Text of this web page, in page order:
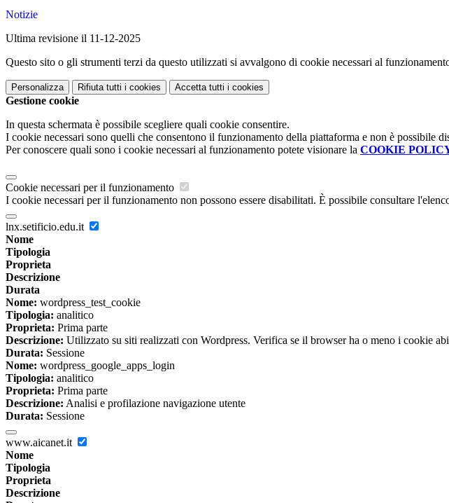
Notizie
Ultima revisione il 11-12-2025
Questo sito o gli strumenti terzi da questo utilizzati si avvalgono di cookie necessari al
Personalizza Rifiuta tutti i cookies Accetta tutti i cookies
Gestione cookie
In questa schermata è possibile scegliere quali cookie consentire.
I cookie necessari sono quelli che consentono il funzionamento della piattaforma e non è possibile
Per conoscere quali sono i cookie necessari al funzionamento potete visionare la COOKIE
Cookie necessari per il funzionamento
I cookie necessari per il funzionamento non possono essere disabilitati. È possibile consultare
lnx.setificio.edu.it
Nome
Tipologia
Proprieta
Descrizione
Durata
Nome: wordpress_test_cookie
Tipologia: analitico
Proprieta: Prima parte
Descrizione: Utilizzato su siti realizzati con Wordpress. Verifica se il browser ha o meno i cookie
Durata: Sessione
Nome: wordpress_google_apps_login
Tipologia: analitico
Proprieta: Prima parte
Descrizione: Analisi e profilazione navigazione utente
Durata: Sessione
www.aicanet.it
Nome
Tipologia
Proprieta
Descrizione